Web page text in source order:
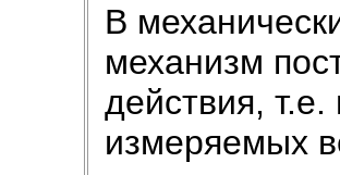
В
механизм
действия,
измеряемых